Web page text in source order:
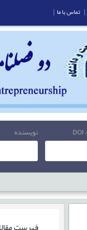
نویسنده
| تماس با ما |